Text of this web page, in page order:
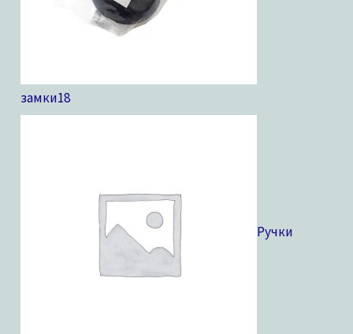
замки18
Ручки